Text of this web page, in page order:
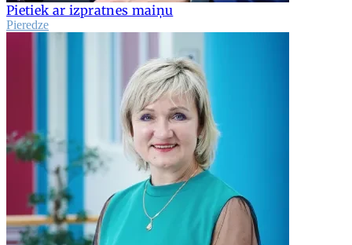
Pietiek ar izpratnes maiņu
Pieredze